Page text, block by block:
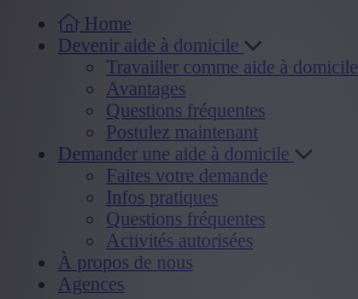
Home
Devenir aide à domicile
Travailler comme aide à domicile
Avantages
Questions fréquentes
Postulez maintenant
Demander une aide à domicile
Faites votre demande
Infos pratiques
Questions fréquentes
Activités autorisées
À propos de nous
Agences